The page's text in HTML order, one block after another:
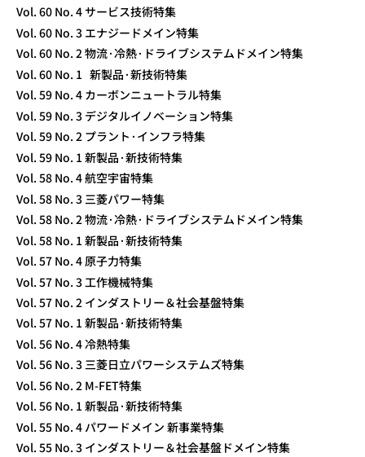
Vol. 60 No. 4 サービス技術特集
Vol. 60 No. 3 エナジードメイン特集
Vol. 60 No. 2 物流·冷熱·ドライブシステムドメイン特集
Vol. 60 No. 1 新製品·新技術特集
Vol. 59 No. 4 カーボンニュートラル特集
Vol. 59 No. 3 デジタルイノベーション特集
Vol. 59 No. 2 プラント·インフラ特集
Vol. 59 No. 1 新製品·新技術特集
Vol. 58 No. 4 航空宇宙特集
Vol. 58 No. 3 三菱パワー特集
Vol. 58 No. 2 物流·冷熱·ドライブシステムドメイン特集
Vol. 58 No. 1 新製品·新技術特集
Vol. 57 No. 4 原子力特集
Vol. 57 No. 3 工作機械特集
Vol. 57 No. 2 インダストリー＆社会基盤特集
Vol. 57 No. 1 新製品·新技術特集
Vol. 56 No. 4 冷熱特集
Vol. 56 No. 3 三菱日立パワーシステムズ特集
Vol. 56 No. 2 M-FET特集
Vol. 56 No. 1 新製品·新技術特集
Vol. 55 No. 4 パワードメイン 新事業特集
Vol. 55 No. 3 インダストリー＆社会基盤ドメイン特集